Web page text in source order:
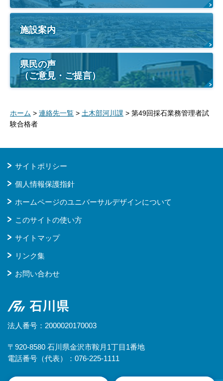
施設案内
県民の声
（ご意見・ご提言）
ホーム > 連絡先一覧 > 土木部河川課 > 第49回採石業務管理者試
験合格者
サイトポリシー
個人情報保護指針
ホームページのユニバーサルデザインについて
このサイトの使い方
サイトマップ
リンク集
お問い合わせ
石川県
法人番号：2000020170003
〒920-8580 石川県金沢市鞍月1丁目1番地
電話番号（代表）：076-225-1111